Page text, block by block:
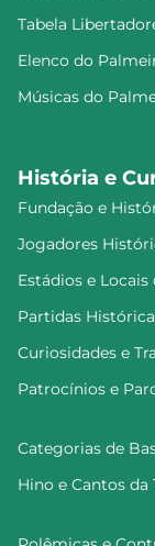
Tabela
Elenco do
Músicas do
História e
Fundação e
Jogadores
Estádios e Locais
Partidas
Curiosidades e
Patrocínios e
Categorias de
Hino e Cantos da